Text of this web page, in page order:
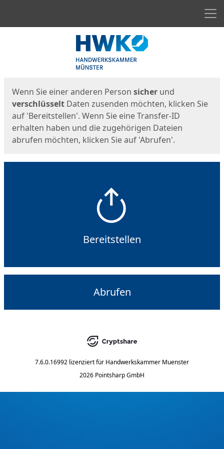
Wenn Sie einer anderen Person sicher und
verschlüsselt Daten zusenden möchten, klicken Sie
auf 'Bereitstellen'. Wenn Sie eine Transfer-ID
erhalten haben und die zugehörigen Dateien
abrufen möchten, klicken Sie auf 'Abrufen'.
Bereitstellen
Abrufen
7.6.0.16992 lizenziert für Handwerkskammer Muenster
2026 Pointsharp GmbH